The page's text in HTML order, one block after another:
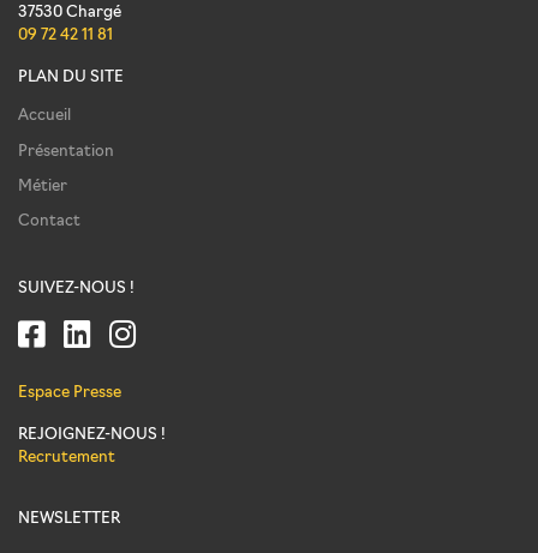
37530 Chargé
09 72 42 11 81
PLAN DU SITE
Accueil
Présentation
Métier
Contact
SUIVEZ-NOUS !
Espace Presse
REJOIGNEZ-NOUS !
Recrutement
NEWSLETTER